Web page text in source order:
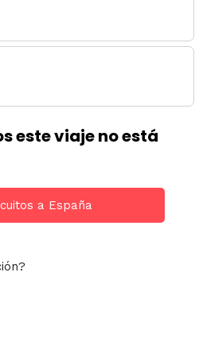
este viaje no está
a España